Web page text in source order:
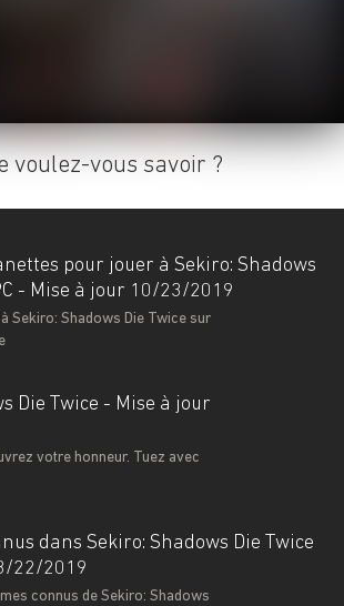
voulez-vous savoir ?
pour jouer à Sekiro: Shadows
- Mise à jour 10/23/2019
Sekiro: Shadows Die Twice sur
Die Twice - Mise à jour
votre honneur. Tuez avec
dans Sekiro: Shadows Die Twice
22/2019
connus de Sekiro: Shadows